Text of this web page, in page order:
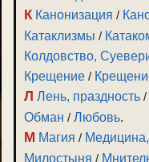
К Канонизация /
Катаклизмы /
Колдовство,
Крещение /
Л Лень, праздность
Обман /Любовь.
М Магия /
Милостыня /